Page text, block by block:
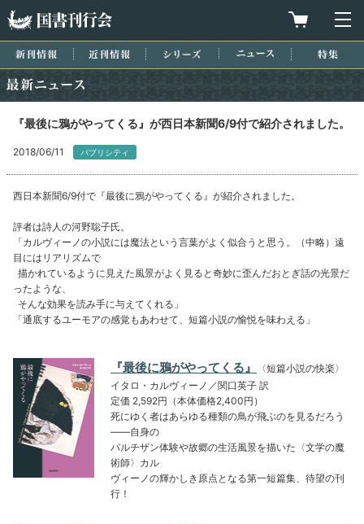
買物カゴを
新刊情報 近刊情報 シリーズ ニュース
『最後に鴉がやってくる』が西日本新聞6/9付で紹介されました。
2018/06/11 パブリシティ
西日本新聞6/9付で『最後に鴉がやってくる』が紹介されました。
評者は詩人の河野聡子氏。
「カルヴィーノの小説には魔法という言葉がよく似合うと思う。（中略）遠
目にはリアリズムで
描かれているように見えた風景がよく見ると奇妙に歪んだおとぎ話の光景だ
ったような、
そんな効果を読み手に与えてくれる」
「通底するユーモアの感覚もあわせて、短篇小説の愉悦を味わえる」
『最後に鴉がやってくる』
〈短篇小説の快楽〉
イタロ・カルヴィーノ／関口英子 訳
定価 2,592円（本体価格2,400円）
死にゆく者はあらゆる種類の鳥が飛ぶのを見るだろう
――自身の
パルチザン体験や故郷の生活風景を描いた〈文学の魔
術師〉カル
ヴィーノの輝かしき原点となる第一短篇集、待望の刊
行！